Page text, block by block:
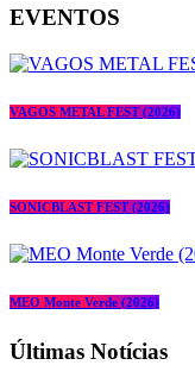
EVENTOS
VAGOS METAL FEST (2026)
SONICBLAST FEST (2026)
MEO Monte Verde (2026)
Últimas Notícias